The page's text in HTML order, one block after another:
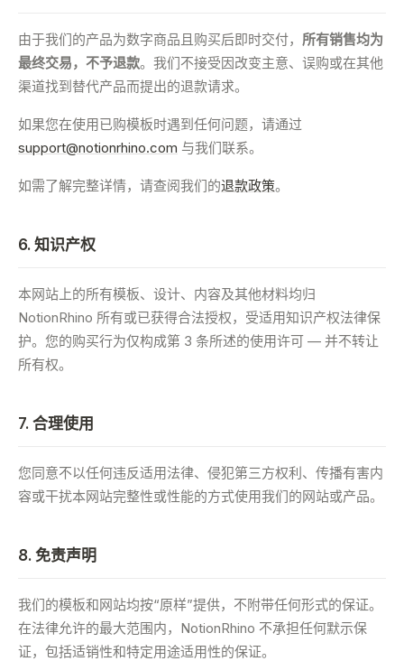
由于我们的产品为数字商品且购买后即时交付， 所有销售均为
最终交易，不予退款。我们不接受因改变主意、误购或在其他
渠道找到替代产品而提出的退款请求。
如果您在使用已购模板时遇到任何问题，请通过
support@notionrhino.com 与我们联系。
如需了解完整详情，请查阅我们的退款政策。
6. 知识产权
本网站上的所有模板、设计、内容及其他材料均归
NotionRhino 所有或已获得合法授权，受适用知识产权法律保
护。您的购买行为仅构成第 3 条所述的使用许可 — 并不转让
所有权。
7. 合理使用
您同意不以任何违反适用法律、侵犯第三方权利、传播有害内
容或干扰本网站完整性或性能的方式使用我们的网站或产品。
8. 免责声明
我们的模板和网站均按“原样”提供，不附带任何形式的保证。
在法律允许的最大范围内，NotionRhino 不承担任何默示保
证，包括适销性和特定用途适用性的保证。